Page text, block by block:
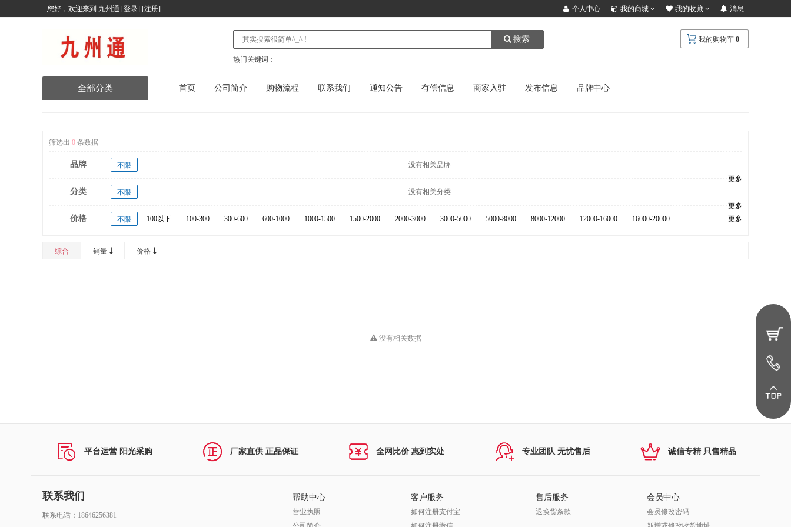
您好，欢迎来到 九州通 [登录] [注册] 个人中心 我的商城 我的收藏 消息
搜索
热门关键词：
我的购物车 0
首页 公司简介 购物流程 联系我们 通知公告 有偿信息 商家入驻 发布信息 品牌中心
全部分类
家用电器
体育用品器材
电子产品
五金产品
建筑装饰材料
箱包、钟表、眼镜、
汽车用品
筛选出 0 条数据
品牌 不限
没有相关品牌
更多
分类 不限
没有相关分类
更多
价格 不限 100以下 100-300 300-600 600-1000 1000-1500 1500-2000 2000-3000 3000-5000 5000-8000 8000-12000 12000-16000 16000-20000 更多
综合 销量 价格
没有相关数据
平台运营 阳光采购 厂家直供 正品保证 全网比价 惠到实处 专业团队 无忧售后 诚信专精 只售精品
联系我们
联系电话：18646256381
帮助中心
营业执照
客户服务
如何注册支付宝
售后服务
退换货条款
会员中心
会员修改密码